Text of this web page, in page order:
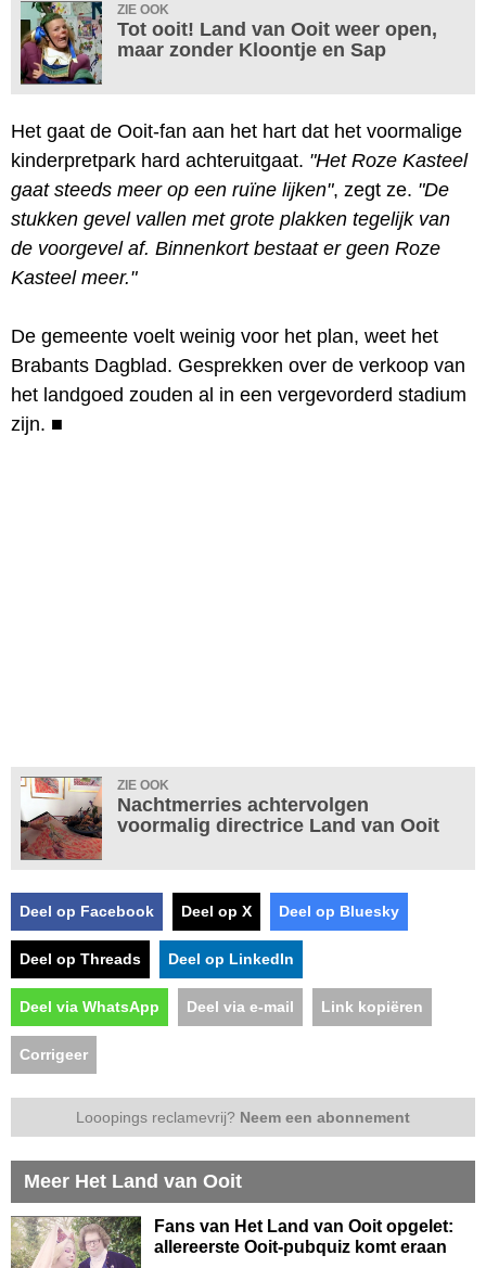
ZIE OOK
Tot ooit! Land van Ooit weer open,
maar zonder Kloontje en Sap
Het gaat de Ooit-fan aan het hart dat het voormalige
kinderpretpark hard achteruitgaat. "Het Roze Kasteel
gaat steeds meer op een ruïne lijken", zegt ze. "De
stukken gevel vallen met grote plakken tegelijk van
de voorgevel af. Binnenkort bestaat er geen Roze
Kasteel meer."
De gemeente voelt weinig voor het plan, weet het
Brabants Dagblad. Gesprekken over de verkoop van
het landgoed zouden al in een vergevorderd stadium
zijn. ■
ZIE OOK
Nachtmerries achtervolgen
voormalig directrice Land van Ooit
Deel op Facebook Deel op X Deel op Bluesky
Deel op Threads Deel op LinkedIn
Deel via WhatsApp Deel via e-mail Link kopiëren
Corrigeer
Looopings reclamevrij? Neem een abonnement
Meer Het Land van Ooit
Fans van Het Land van Ooit opgelet:
allereerste Ooit-pubquiz komt eraan